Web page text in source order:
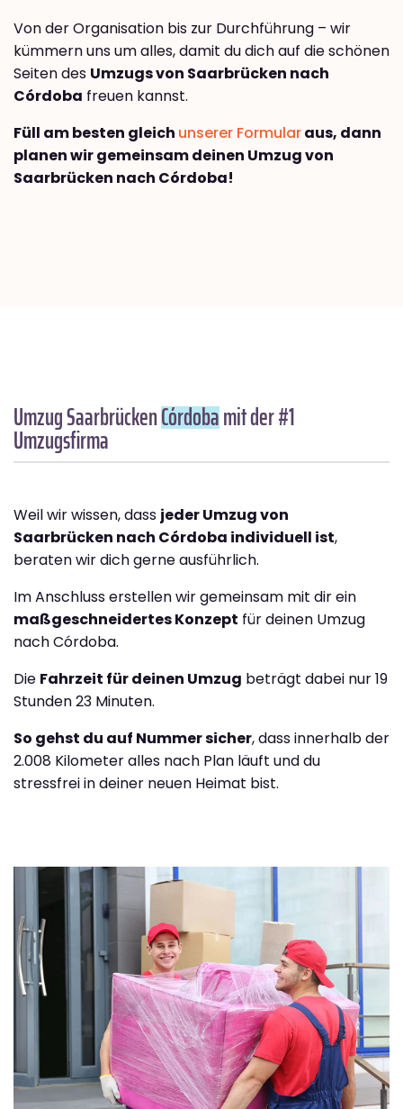
Von der Organisation bis zur Durchführung – wir
kümmern uns um alles, damit du dich auf die schönen
Seiten des Umzugs von Saarbrücken nach
Córdoba freuen kannst.
Füll am besten gleich unserer Formularaus, dann
planen wir gemeinsam deinen Umzug von
Saarbrücken nach Córdoba!
Umzug SaarbrückenCórdobamit der #1
Umzugsfirma
Weil wir wissen, dass jeder Umzug von
Saarbrücken nach Córdoba individuell ist,
beraten wir dich gerne ausführlich.
Im Anschluss erstellen wir gemeinsam mit dir ein
maßgeschneidertes Konzept für deinen Umzug
nach Córdoba.
Die Fahrzeit für deinen Umzug beträgt dabei nur 19
Stunden 23 Minuten.
So gehst du auf Nummer sicher, dass innerhalb der
2.008 Kilometer alles nach Plan läuft und du
stressfrei in deiner neuen Heimat bist.